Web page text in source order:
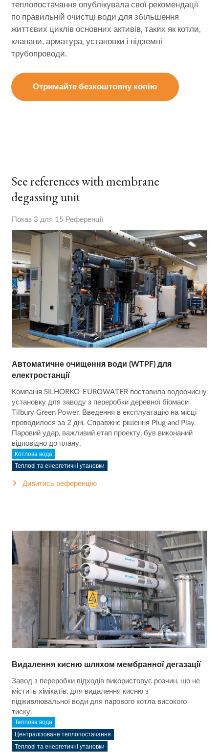
теплопостачання опублікувала свої рекомендації
по правильній очистці води для збільшення
життєвих циклів основних активів, таких як котли,
клапани, арматура, установки і підземні
трубопроводи.
Отримайте безкоштовну копію
See references with membrane
degassing unit
Показ 3 для 15 Референції
Автоматичне очищення води (WTPF) для
електростанції
Компанія SILHORKO-EUROWATER поставила водоочисну
установку для заводу з переробки деревної біомаси
Tilbury Green Power. Введення в експлуатацію на місці
проводилося за 2 дні. Справжнє рішення Plug and Play.
Паровий удар, важливий етап проекту, був виконаний
відповідно до плану.
Котлова вода
Теплові та енергетичні утановки
Дивитись референцію
Видалення кисню шляхом мембранної дегазації
Завод з переробки відходів використовує розчин, що не
містить хімікатів, для видалення кисню з
підживлювальної води для парового котла високого
тиску.
Теплова вода
Централізоване теплопостачання
Теплові та енергетичні утановки